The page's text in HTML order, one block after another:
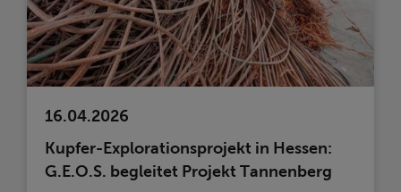
16.04.2026
Kupfer-Explorationsprojekt in Hessen:
G.E.O.S. begleitet Projekt Tannenberg